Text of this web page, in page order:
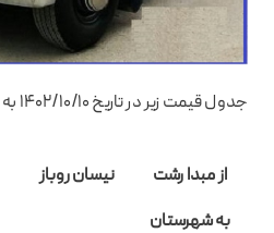
جدول قیمت زیر در تاریخ 1402/۱۰/۱۰ به روز رسانی شده است.
از مبدا رشت
به شهرستان
نیسان روباز